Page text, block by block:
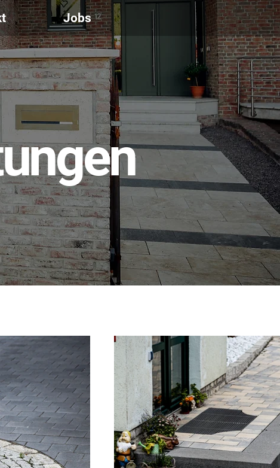
Jobs